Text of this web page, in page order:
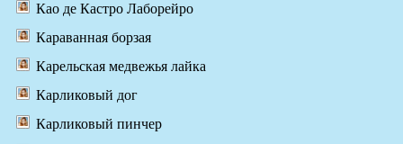
Као де Кастро Лаборейро
Караванная борзая
Карельская медвежья лайка
Карликовый дог
Карликовый пинчер